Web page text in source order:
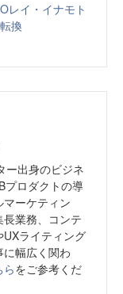
レイ・イナモト
換
ー出身のビジネ
プロダクトの導
ーケティン
業務、コンテ
ライティング
幅広く関わ
らをご参考くだ